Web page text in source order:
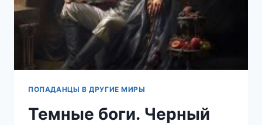
ПОПАДАНЦЫ В ДРУГИЕ МИРЫ
Темные боги. Черный